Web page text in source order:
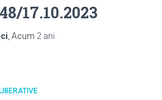
17.10.2023
, Acum 2 ani